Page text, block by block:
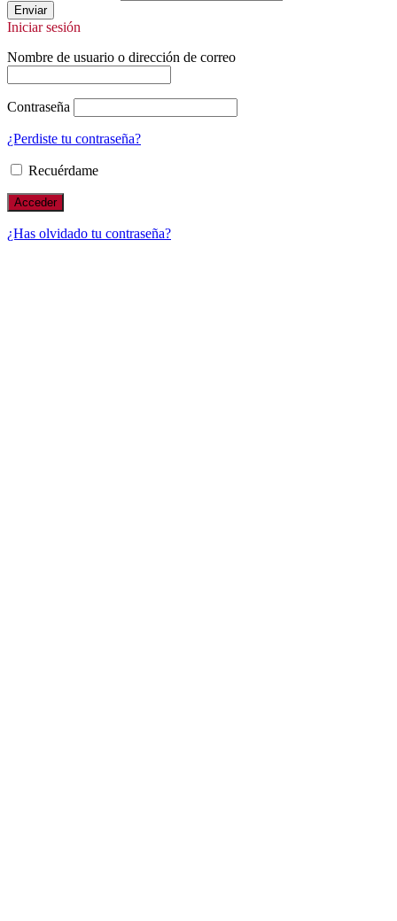
Enviar
Iniciar sesión
Nombre de usuario o dirección de correo
Contraseña
¿Perdiste tu contraseña?
Recuérdame
¿Has olvidado tu contraseña?